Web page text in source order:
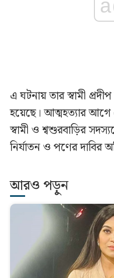
এ ঘটনায় তার স্বামী
হয়েছে। আত্মহত্যার আগে
স্বামী ও শ্বশুরবাড়ির
নির্যাতন ও পণের দাবির
আরও পড়ুন